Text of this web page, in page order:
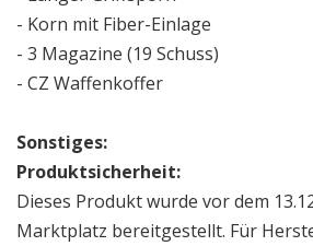
- Korn mit Fiber-Einlage
- 3 Magazine (19 Schuss)
- CZ Waffenkoffer
Sonstiges:
Produktsicherheit:
Dieses Produkt wurde vor dem
Marktplatz bereitgestellt. Für